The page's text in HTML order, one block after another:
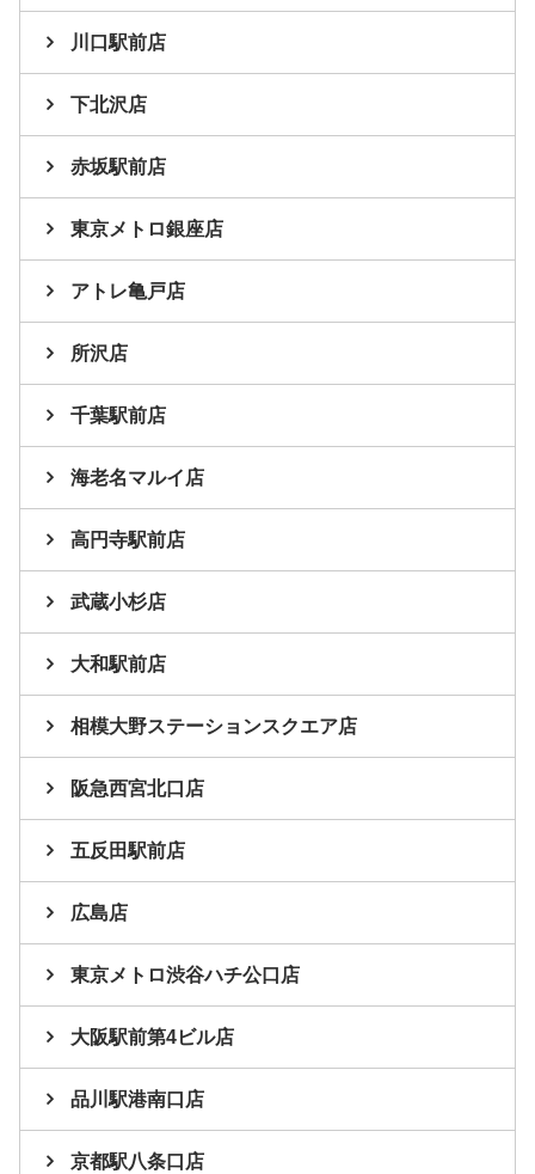
川口駅前店
下北沢店
赤坂駅前店
東京メトロ銀座店
アトレ亀戸店
所沢店
千葉駅前店
海老名マルイ店
高円寺駅前店
武蔵小杉店
大和駅前店
相模大野ステーションスクエア店
阪急西宮北口店
五反田駅前店
広島店
東京メトロ渋谷ハチ公口店
大阪駅前第4ビル店
品川駅港南口店
京都駅八条口店